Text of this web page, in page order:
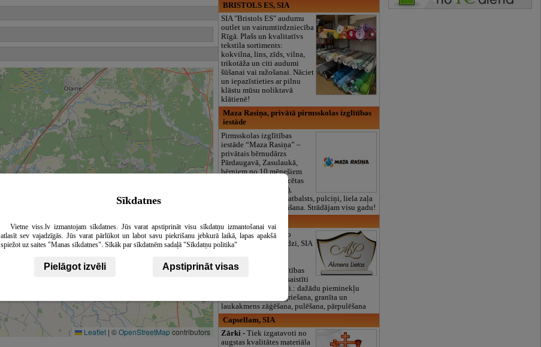
Leaflet | ©OpenStreetMapcontributors
BRISTOLS ES, SIA
SIA "Bristols ES" audumu
outlet un vairumtirdzniecība
Rīgā. Plašs un kvalitatīvs
tekstila sortiments:
kokvilna, lins, zīds, vilna,
trikotāža un citi audumi
šūšanai vai ražošanai. Nāciet
un iepazīstieties ar pilnu
klāstu mūsu noliktavā
klātienē!
Maza Rasiņa, privātā pirmsskolas izglītības
iestāde
Pirmsskolas izglītības
iestāde “Maza Rasiņa” –
privātais bērnudārzs
Pārdaugavā, Zasulaukā,
bērniem no 10 mēnešiem
līdz 6 gadiem. Licencētas
programmas (LV/RU),
logopēds, speciālais atbalsts, pulciņi, liela zaļa
teritorija un 3x ēdināšana. Strādājam visu gadu!
Ņemot vērā ilggadējo
meistaru darbu pieredzi, SIA
iespējams veikt
visdažādākās sarežģītības
pakāpes darbus, kas saistīti
ar akmens apstrādi, t.i.: dažādu pieminekļu
formu izveide un izgriešana, granīta un
laukakmens zāģēšana, pulēšana, pārpulēšana
Capsellam, SIA
Zārki -Tiek izgatavoti no
augstas kvalitātes materiāla
Sīkdatnes
Vietne viss.lv izmantojam sīkdatnes. Jūs varat apstiprināt visu sīkdatņu izmantošanai vai
atlasīt sev vajadzīgās. Jūs varat pārlūkot un labot savu piekrišanu jebkurā laikā, lapas apakšā
spiežot uz saites "Manas sīkdatnes". Sīkāk par sīkdatnēm sadaļā "Sīkdatņu politika"
Pielāgot izvēli Apstiprināt visas